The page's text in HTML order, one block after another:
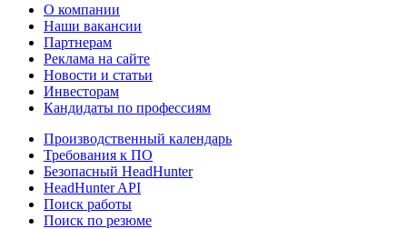
О компании
Наши вакансии
Партнерам
Реклама на сайте
Новости и статьи
Инвесторам
Кандидаты по профессиям
Производственный календарь
Требования к ПО
Безопасный HeadHunter
HeadHunter API
Поиск работы
Поиск по резюме